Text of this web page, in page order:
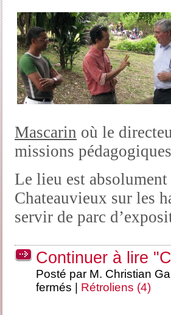
Mascarin où le
missions
Le lieu est
Chateauvieux sur les
servir de parc
Continuer à lire
Posté par M. Christian
fermés
Rétroliens (4)